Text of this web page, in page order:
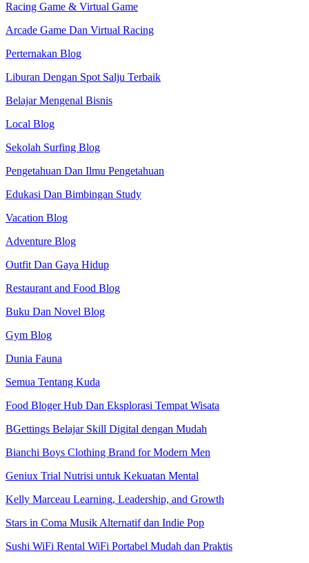
Racing Game & Virtual Game
Arcade Game Dan Virtual Racing
Perternakan Blog
Liburan Dengan Spot Salju Terbaik
Belajar Mengenal Bisnis
Local Blog
Sekolah Surfing Blog
Pengetahuan Dan Ilmu Pengetahuan
Edukasi Dan Bimbingan Study
Vacation Blog
Adventure Blog
Outfit Dan Gaya Hidup
Restaurant and Food Blog
Buku Dan Novel Blog
Gym Blog
Dunia Fauna
Semua Tentang Kuda
Food Bloger Hub Dan Eksplorasi Tempat Wisata
BGettings Belajar Skill Digital dengan Mudah
Bianchi Boys Clothing Brand for Modern Men
Geniux Trial Nutrisi untuk Kekuatan Mental
Kelly Marceau Learning, Leadership, and Growth
Stars in Coma Musik Alternatif dan Indie Pop
Sushi WiFi Rental WiFi Portabel Mudah dan Praktis